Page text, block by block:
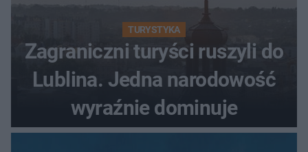
TURYSTYKA
Zagraniczni turyści ruszyli do
Lublina. Jedna narodowość
wyraźnie dominuje